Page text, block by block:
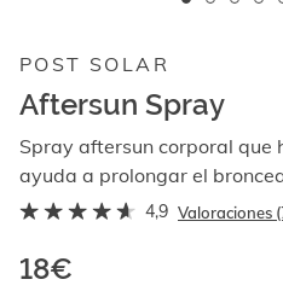
imágenes
videos.
navegar
las
arriba
POST SOLAR
Aftersun Spray
Spray aftersun corporal que
ayuda a prolongar el
4,9 Valoraciones
18€